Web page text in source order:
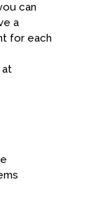
can
a
for each
at